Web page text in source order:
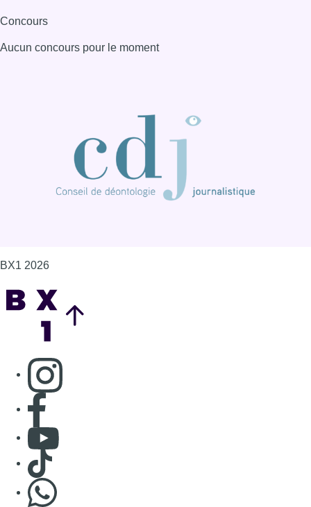
Concours
Aucun concours pour le moment
BX1 2026
Consulter page Instagram
Consulter page Facebook
Consulter Youtube
Consulter TikTok